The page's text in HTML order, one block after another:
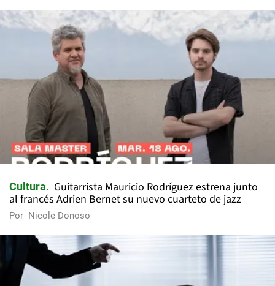
Cultura
Guitarrista Mauricio Rodríguez estrena junto
al francés Adrien Bernet su nuevo cuarteto de jazz
Por Nicole Donoso